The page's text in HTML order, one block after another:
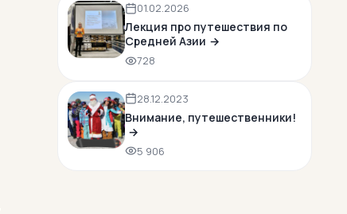
01.02.2026
Лекция про путешествия по
Средней Азии
728
28.12.2023
Внимание, путешественники!
5 906